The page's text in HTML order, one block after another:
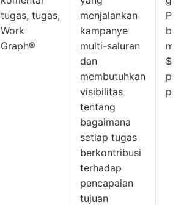
tugas, tugas,
Work
Graph®
menjalankan
kampanye
multi-saluran
dan
membutuhkan
visibilitas
tentang
bagaimana
setiap tugas
berkontribusi
terhadap
pencapaian
tujuan
per